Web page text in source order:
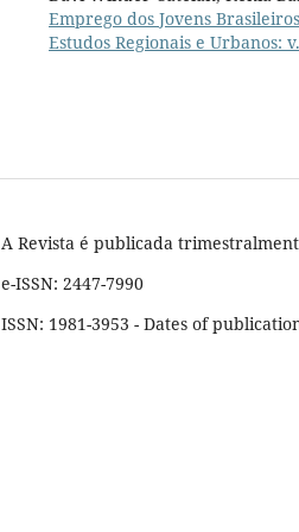
Emprego dos Jovens
Estudos Regionais e Urbanos:
A Revista é publicada
e-ISSN: 2447-7990
ISSN: 1981-3953 - Dates of